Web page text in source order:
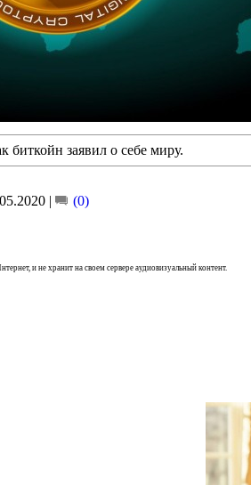
заявил о себе миру.
| (0)
и не хранит на своем сервере аудиовизуальный контент.